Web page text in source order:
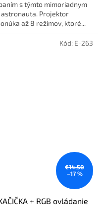
s týmto mimoriadnym
Projektor
až 8 režimov, ktoré...
€14,50
–17 %
+ RGB ovládanie
Kód: E-263